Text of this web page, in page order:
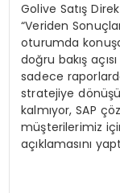
Golive Satış
“Veriden
oturumda
doğru bakış
sadece
stratejiye
kalmıyor, SAP
müşterilerimiz
açıklamasını